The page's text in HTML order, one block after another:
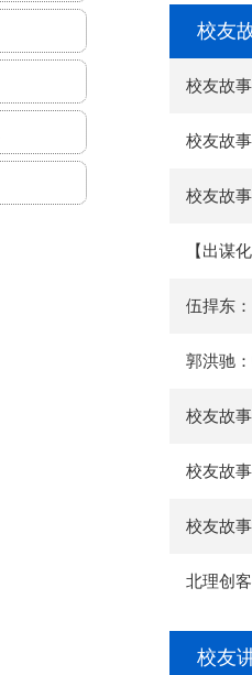
校友
校友故
校友故
校友故
【出谋
伍捍东
郭洪驰
校友故
校友故
校友故
北理创
校友